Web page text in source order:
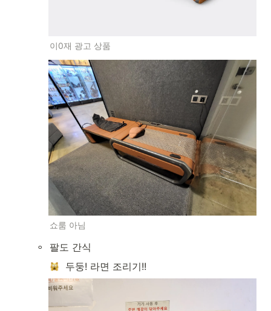
이0재 광고 상품
쇼룸 아님
◦
팔도 간식
두둥! 라면 조리기!!